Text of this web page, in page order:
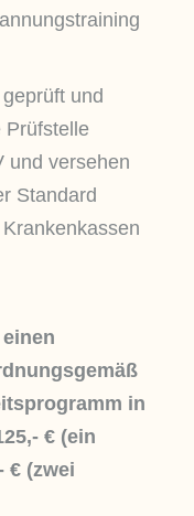
und
Prüfstelle
und versehen
Standard
in
€ (ein
€ (zwei